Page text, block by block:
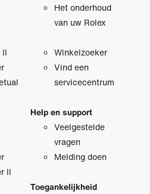
II
Het onderhoud
van uw Rolex
Winkelzoeker
Vind een
servicecentrum
Help en support
Veelgestelde
vragen
Melding doen
Toegankelijkheid